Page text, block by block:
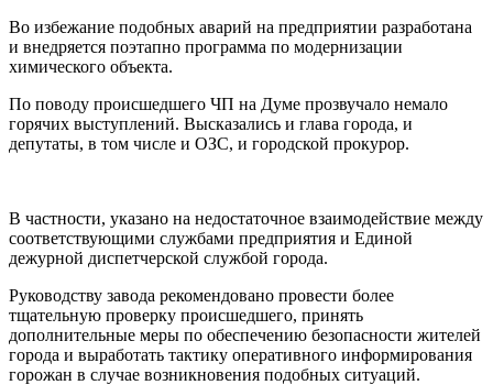
Во избежание подобных аварий на предприятии разработана
и внедряется поэтапно программа по модернизации
химического объекта.
По поводу происшедшего ЧП на Думе прозвучало немало
горячих выступлений. Высказались и глава города, и
депутаты, в том числе и ОЗС, и городской прокурор.
В частности, указано на недостаточное взаимодействие между
соответствующими службами предприятия и Единой
дежурной диспетчерской службой города.
Руководству завода рекомендовано провести более
тщательную проверку происшедшего, принять
дополнительные меры по обеспечению безопасности жителей
города и выработать тактику оперативного информирования
горожан в случае возникновения подобных ситуаций.